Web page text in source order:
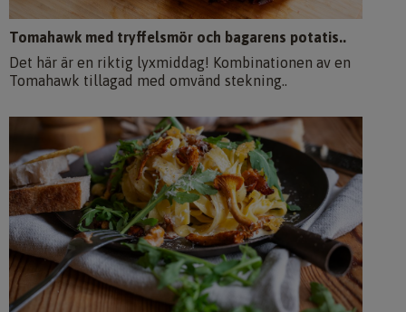
Tomahawk med tryffelsmör och bagarens potatis..
Det här är en riktig lyxmiddag! Kombinationen av en
Tomahawk tillagad med omvänd stekning..